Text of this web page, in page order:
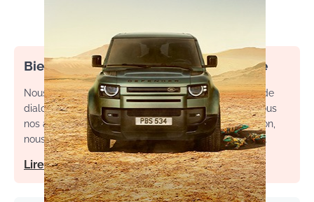
Bienvenue dans l’espace commentaire
Nous souhaitons un espace de débat, d’échange et de
dialogue. Afin d'améliorer la qualité des échanges sous
nos articles, ainsi que votre expérience de contribution,
nous vous invitons à consulter nos règles d’utilisation.
Lire notre charte